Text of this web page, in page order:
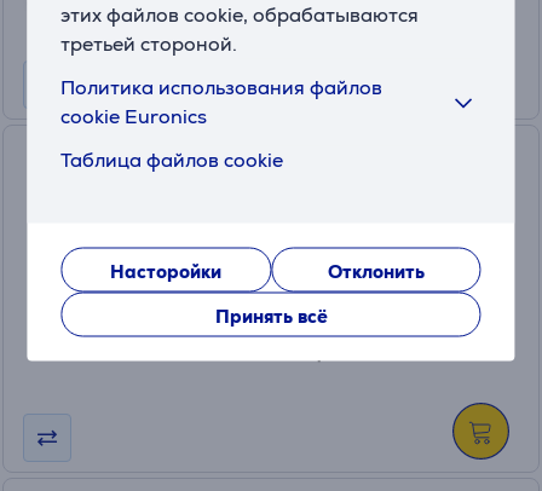
этих файлов cookie, обрабатываются
третьей стороной.
Политика использования файлов
cookie Euronics
Таблица файлов cookie
Насторойки
Отклонить
Принять всё
Tefal Coppertinto, 2400 Вт,
На складе
Цена для друга:
49.99 €